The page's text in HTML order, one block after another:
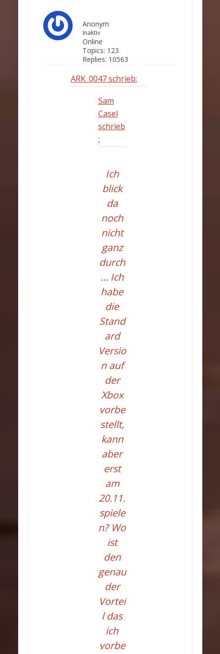
Anonym
Inaktiv
Online
Topics: 123
Replies: 10563
ARK_0047 schrieb:
Sam
Casel
schrieb
:
Ich
blick
da
noch
nicht
ganz
durch
… Ich
habe
die
Stand
ard
Versio
n auf
der
Xbox
vorbe
stellt,
kann
aber
erst
am
20.11.
spiele
n? Wo
ist
den
genau
der
Vortei
l das
ich
vorbe